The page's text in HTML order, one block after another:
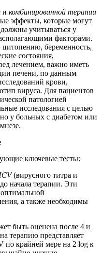
и комбинированной терапии
эффекты, которые могут
учитываться у
факторами.
беременность,
состояния,
лечением, важно иметь
печени, по данным
крови,
вируса. Для пациентов
патологией
исследования с целью
у больных с диабетом или
ключевые тесты:
(вирусного титра и
начала терапии. Эти
а также необходимы
быть оценена после 4 и
терапию представляет
крайней мере на 2 log к